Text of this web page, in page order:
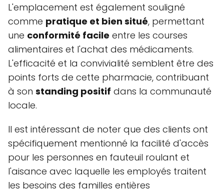
L'emplacement est également souligné
comme pratique et bien situé, permettant
une conformité facile entre les courses
alimentaires et l'achat des médicaments.
L'efficacité et la convivialité semblent être des
points forts de cette pharmacie, contribuant
à son standing positif dans la communauté
locale.
Il est intéressant de noter que des clients ont
spécifiquement mentionné la facilité d'accès
pour les personnes en fauteuil roulant et
l'aisance avec laquelle les employés traitent
les besoins des familles entières